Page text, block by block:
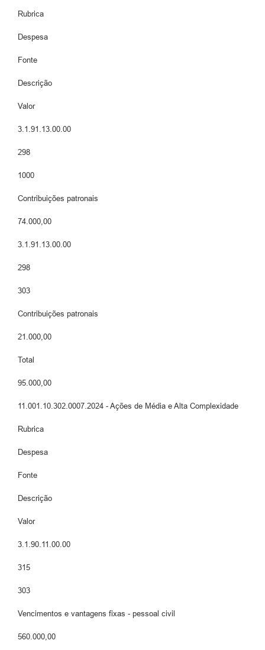
Rubrica
Despesa
Fonte
Descrição
Valor
3.1.91.13.00.00
298
1000
Contribuições patronais
74.000,00
3.1.91.13.00.00
298
303
Contribuições patronais
21.000,00
Total
95.000,00
11.001.10.302.0007.2024 - Ações de Média e Alta Complexidade
Rubrica
Despesa
Fonte
Descrição
Valor
3.1.90.11.00.00
315
303
Vencimentos e vantagens fixas - pessoal civil
560.000,00